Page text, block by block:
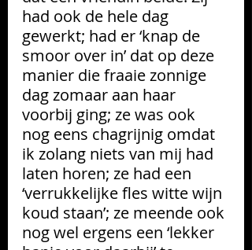
had ook de hele dag
gewerkt; had er ‘knap de
smoor over in’ dat op deze
manier die fraaie zonnige
dag zomaar aan haar
voorbij ging; ze was ook
nog eens chagrijnig omdat
ik zolang niets van mij had
laten horen; ze had een
‘verrukkelijke fles witte wijn
koud staan’; ze meende ook
nog wel ergens een ‘lekker